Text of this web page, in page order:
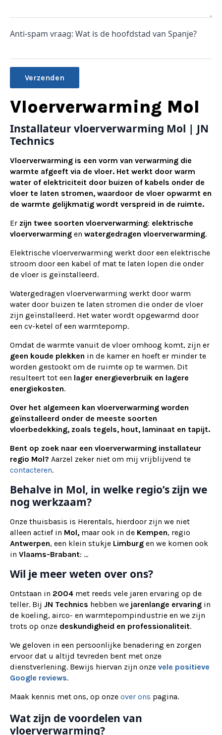
Anti-spam vraag: Wat is de hoofdstad van Spanje?
Alternative:
Vloerverwarming Mol
Installateur vloerverwarming Mol | JN
Technics
Vloerverwarming is een vorm van verwarming die
warmte afgeeft via de vloer. Het werkt door warm
water of elektriciteit door buizen of kabels onder de
vloer te laten stromen, waardoor de vloer opwarmt en
de warmte gelijkmatig wordt verspreid in de ruimte.
Er zijn twee soorten vloerverwarming: elektrische
vloerverwarming en watergedragen vloerverwarming.
Elektrische vloerverwarming werkt door een elektrische
stroom door een kabel of mat te laten lopen die onder
de vloer is geïnstalleerd.
Watergedragen vloerverwarming werkt door warm
water door buizen te laten stromen die onder de vloer
zijn geïnstalleerd. Het water wordt opgewarmd door
een cv-ketel of een warmtepomp.
Omdat de warmte vanuit de vloer omhoog komt, zijn er
geen koude plekken in de kamer en hoeft er minder te
worden gestookt om de ruimte op te warmen. Dit
resulteert tot een lager energieverbruik en lagere
energiekosten.
Over het algemeen kan vloerverwarming worden
geïnstalleerd onder de meeste soorten
vloerbedekking, zoals tegels, hout, laminaat en tapijt.
Bent op zoek naar een vloerverwarming installateur
regio Mol? Aarzel zeker niet om mij vrijblijvend te
contacteren.
Behalve in Mol, in welke regio’s zijn we
nog werkzaam?
Onze thuisbasis is Herentals, hierdoor zijn we niet
alleen actief in Mol, maar ook in de Kempen, regio
Antwerpen, een klein stukje Limburg en we komen ook
in Vlaams-Brabant: ...
Wil je meer weten over ons?
Ontstaan in 2004 met reeds vele jaren ervaring op de
teller. Bij JN Technics hebben we jarenlange ervaring in
de koeling, airco- en warmtepompindustrie en we zijn
trots op onze deskundigheid en professionaliteit.
We geloven in een persoonlijke benadering en zorgen
ervoor dat u altijd tevreden bent met onze
dienstverlening. Bewijs hiervan zijn onze vele positieve
Google reviews.
Maak kennis met ons, op onze over ons pagina.
Wat zijn de voordelen van
vloerverwarming?